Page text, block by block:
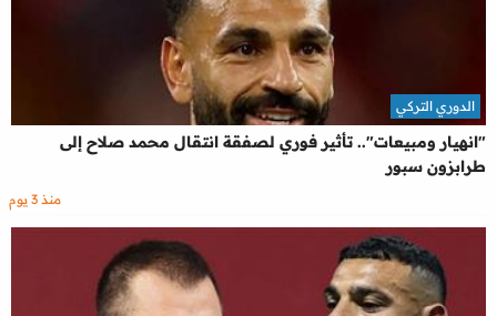
"انهيار ومبيعات".. تأثير فوري لصفقة انتقال محمد صلاح إلى
طرابزون سبور
الدوري التركي
منذ 3 يوم